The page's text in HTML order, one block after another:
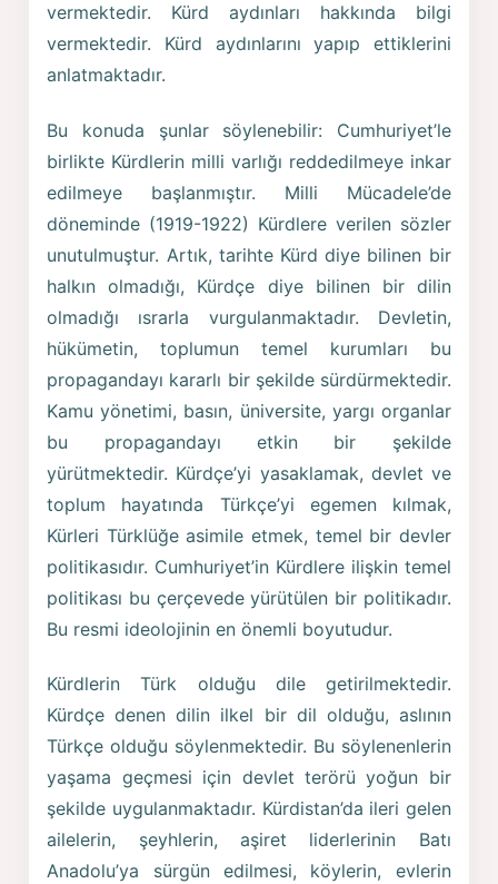
vermektedir. Kürd aydınları hakkında bilgi
vermektedir. Kürd aydınlarını yapıp ettiklerini
anlatmaktadır.
Bu konuda şunlar söylenebilir: Cumhuriyet’le
birlikte Kürdlerin milli varlığı reddedilmeye inkar
edilmeye başlanmıştır. Milli Mücadele’de
döneminde (1919-1922) Kürdlere verilen sözler
unutulmuştur. Artık, tarihte Kürd diye bilinen bir
halkın olmadığı, Kürdçe diye bilinen bir dilin
olmadığı ısrarla vurgulanmaktadır. Devletin,
hükümetin, toplumun temel kurumları bu
propagandayı kararlı bir şekilde sürdürmektedir.
Kamu yönetimi, basın, üniversite, yargı organlar
bu propagandayı etkin bir şekilde
yürütmektedir. Kürdçe’yi yasaklamak, devlet ve
toplum hayatında Türkçe’yi egemen kılmak,
Kürleri Türklüğe asimile etmek, temel bir devler
politikasıdır. Cumhuriyet’in Kürdlere ilişkin temel
politikası bu çerçevede yürütülen bir politikadır.
Bu resmi ideolojinin en önemli boyutudur.
Kürdlerin Türk olduğu dile getirilmektedir.
Kürdçe denen dilin ilkel bir dil olduğu, aslının
Türkçe olduğu söylenmektedir. Bu söylenenlerin
yaşama geçmesi için devlet terörü yoğun bir
şekilde uygulanmaktadır. Kürdistan’da ileri gelen
ailelerin, şeyhlerin, aşiret liderlerinin Batı
Anadolu’ya sürgün edilmesi, köylerin, evlerin